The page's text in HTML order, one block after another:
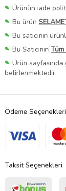
Ürünün iade
Bu ürün
Bu satıcının
Bu Satıcının
Ürün sayfasında
belirlenmektedir.
Ödeme Seçenekleri
Taksit Seçenekleri